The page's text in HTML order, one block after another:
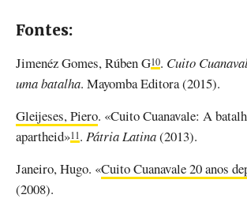
Fontes:
Jimenéz Gomes, Rúben G10. Cuito
uma batalha. Mayomba Editora (2015).
Gleijeses, Piero. «Cuito Cuanavale: A
apartheid»11. Pátria Latina(2013).
Janeiro, Hugo. «Cuito Cuanavale 20 anos
(2008).